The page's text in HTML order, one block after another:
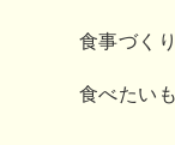
食事づく
食べたい